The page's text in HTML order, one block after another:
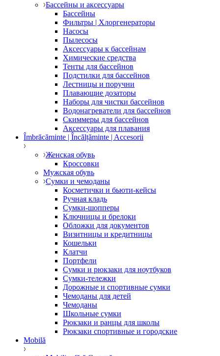
Бассейны и аксессуары
Бассейны
Фильтры | Хлоргенераторы
Насосы
Пылесосы
Аксессуары к бассейнам
Химические средства
Тенты для бассейнов
Подстилки для бассейнов
Лестницы и поручни
Плавающие дозаторы
Наборы для чистки бассейнов
Водонагреватели для бассейнов
Скиммеры для бассейнов
Аксессуары для плавания
Îmbrăcăminte | Încălțăminte | Accesorii
Женская обувь
Кроссовки
Мужская обувь
Сумки и чемоданы
Косметички и бьюти-кейсы
Ручная кладь
Сумки-шопперы
Ключницы и брелоки
Обложки для документов
Визитницы и кредитницы
Кошельки
Клатчи
Портфели
Сумки и рюкзаки для ноутбуков
Сумки-тележки
Дорожные и спортивные сумки
Чемоданы для детей
Чемоданы
Школьные сумки
Рюкзаки и ранцы для школы
Рюкзаки спортивные и городские
Mobilă